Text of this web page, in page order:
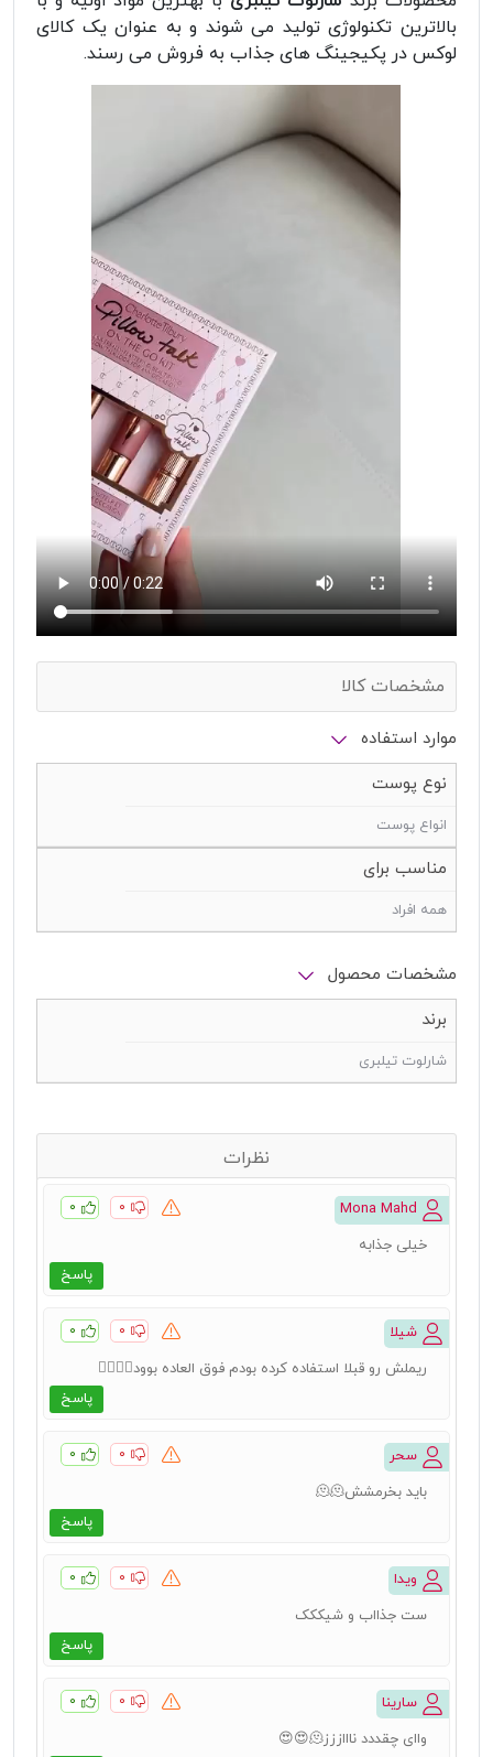
بالاترین تکنولوژی تولید می شوند و به عنوان یک کالای
لوکس در پکیجینگ های جذاب به فروش می رسند.
مشخصات کالا
موارد استفاده
نوع پوست
انواع پوست
مناسب برای
همه افراد
مشخصات محصول
برند
شارلوت تیلبری
نظرات
۰ ۰
پاسخ
خیلی جذابه
شیلا ۰ ۰
پاسخ
ریملش رو قبلا استفاده کرده بودم فوق العاده بوود👌🏻👌🏻
سحر ۰ ۰
پاسخ
باید بخرمشش🫠🫠
ویدا ۰ ۰
پاسخ
ست جذااب و شیککک
سارینا ۰ ۰
واای چقددد ناااززز🫠😍😍